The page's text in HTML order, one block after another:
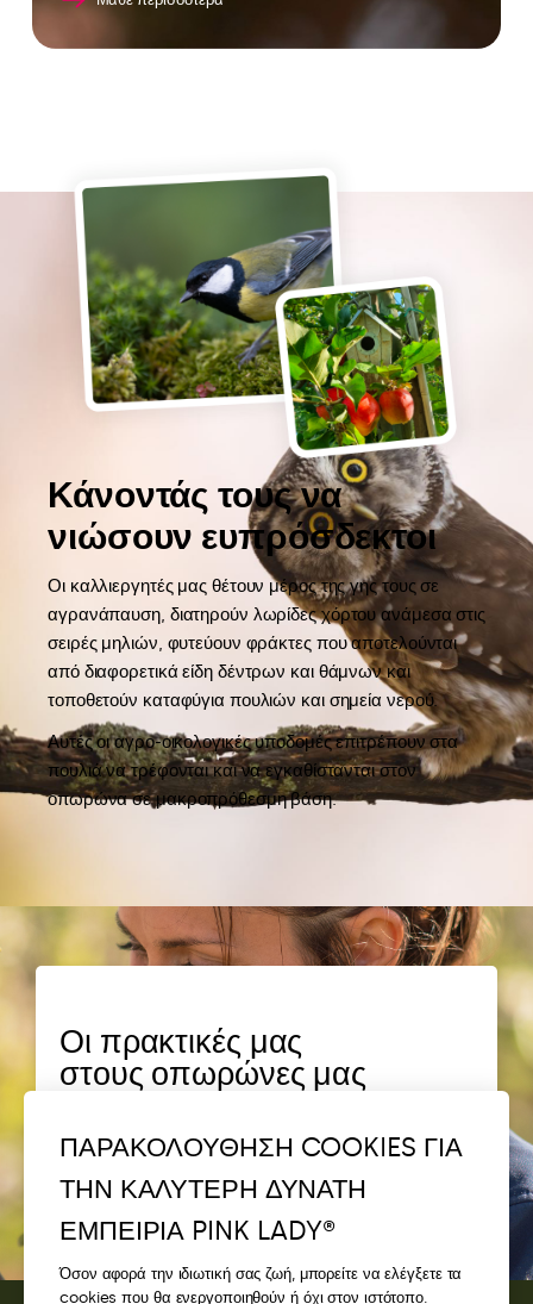
Κάνοντάς τους να
νιώσουν ευπρόσδεκτοι
Οι καλλιεργητές μας θέτουν μέρος της γης τους σε
αγρανάπαυση, διατηρούν λωρίδες χόρτου ανάμεσα στις
σειρές μηλιών, φυτεύουν φράκτες που αποτελούνται
από διαφορετικά είδη δέντρων και θάμνων και
τοποθετούν καταφύγια πουλιών και σημεία νερού.
Αυτές οι αγρο-οικολογικές υποδομές επιτρέπουν στα
πουλιά να τρέφονται και να εγκαθίστανται στον
οπωρώνα σε μακροπρόθεσμη βάση.
Οι πρακτικές μας
στους οπωρώνες μας
οπωρώνες μας
ΠΑΡΑΚΟΛΟΥΘΗΣΗ COOKIES ΓΙΑ
ΤΗΝ ΚΑΛΥΤΕΡΗ ΔΥΝΑΤΗ
ΕΜΠΕΙΡΙΑ PINK LADY®
Όσον αφορά την ιδιωτική σας ζωή, μπορείτε να ελέγξετε τα
cookies που θα ενεργοποιηθούν ή όχι στον ιστότοπο.